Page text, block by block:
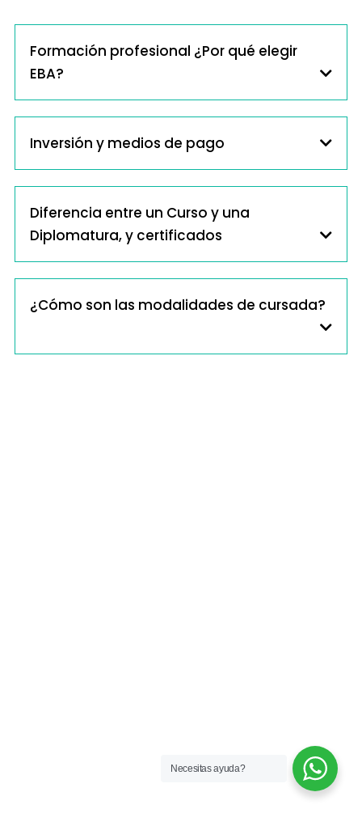
Formación profesional ¿Por qué elegir
EBA?
Inversión y medios de pago
Diferencia entre un Curso y una
Diplomatura, y certificados
¿Cómo son las modalidades de cursada?
Necesitas ayuda?